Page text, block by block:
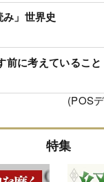
」世界史
前に考えていること
(POS
特集